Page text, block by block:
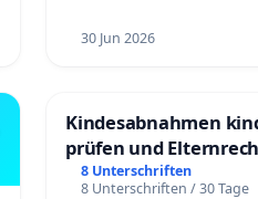
30 Jun 2026
Kindesabnahmen
prüfen und
8 Unterschriften
8 Unterschriften / 30 Tage